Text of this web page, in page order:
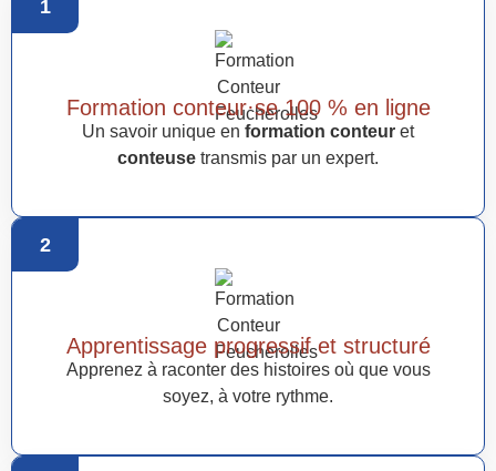
1
Formation conteur·se 100 % en ligne
Un savoir unique en formation conteur et
conteuse transmis par un expert.
2
Apprentissage progressif et structuré
Apprenez à raconter des histoires où que vous
soyez, à votre rythme.